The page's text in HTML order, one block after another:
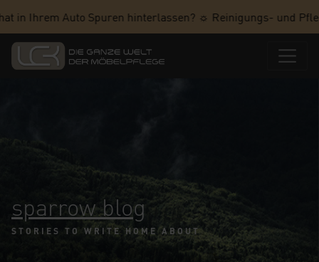
in Ihrem Auto Spuren hinterlassen? ☼ Reinigungs- und
sparrow blog
STORIES TO WRITE HOME ABOUT